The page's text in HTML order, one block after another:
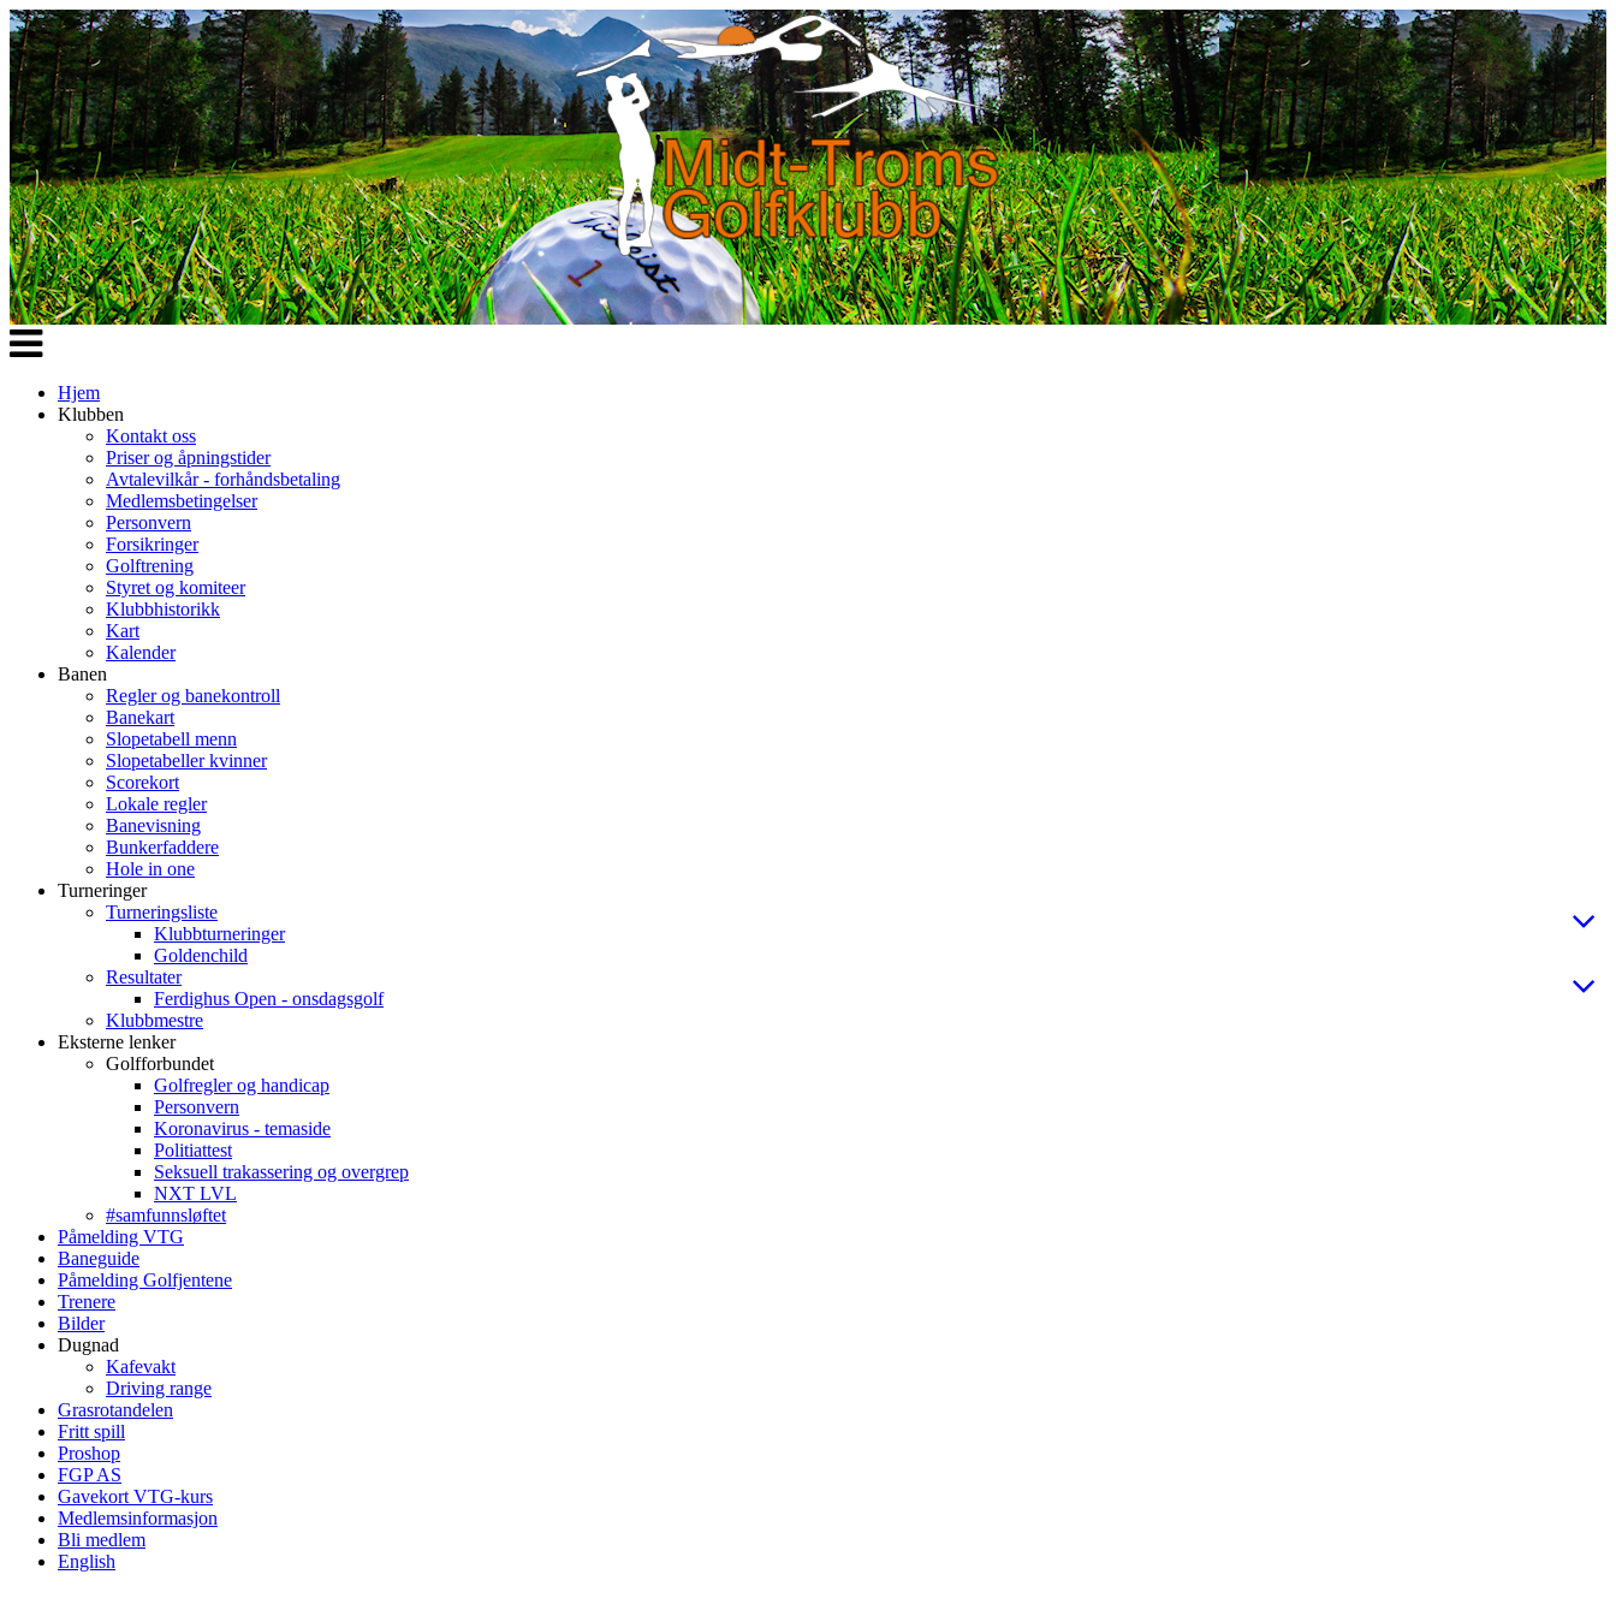
Veksle
navigasjon
Hjem
Klubben
Kontakt oss
Priser og åpningstider
Avtalevilkår - forhåndsbetaling
Medlemsbetingelser
Personvern
Forsikringer
Golftrening
Styret og komiteer
Klubbhistorikk
Kart
Kalender
Banen
Regler og banekontroll
Banekart
Slopetabell menn
Slopetabeller kvinner
Scorekort
Lokale regler
Banevisning
Bunkerfaddere
Hole in one
Turneringer
Turneringsliste
Klubbturneringer
Goldenchild
Resultater
Ferdighus Open - onsdagsgolf
Klubbmestre
Eksterne lenker
Golfforbundet
Golfregler og handicap
Personvern
Koronavirus - temaside
Politiattest
Seksuell trakassering og overgrep
NXT LVL
#samfunnsløftet
Påmelding VTG
Baneguide
Påmelding Golfjentene
Trenere
Bilder
Dugnad
Kafevakt
Driving range
Grasrotandelen
Fritt spill
Proshop
FGP AS
Gavekort VTG-kurs
Medlemsinformasjon
Bli medlem
English